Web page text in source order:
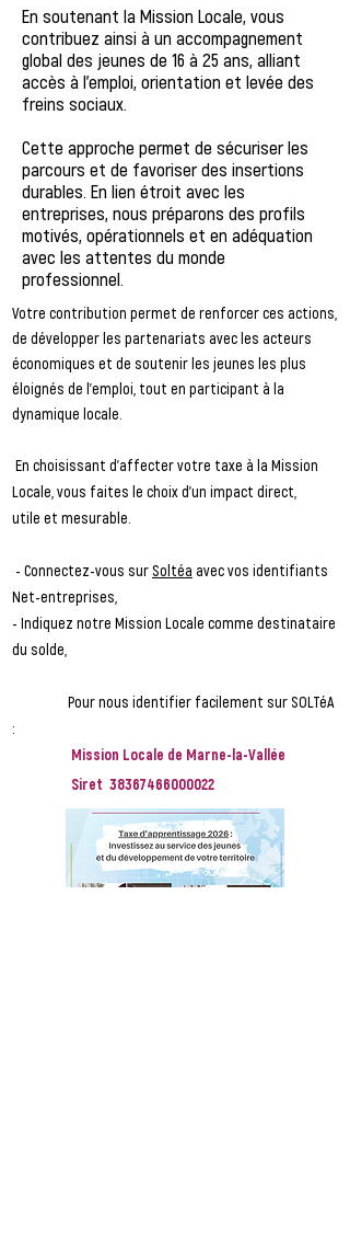
En soutenant la Mission Locale, vous
contribuez ainsi à un accompagnement
global des jeunes de 16 à 25 ans, alliant
accès à l’emploi, orientation et levée des
freins sociaux.​
Cette approche permet de sécuriser les
parcours et de favoriser des insertions
durables. En lien étroit avec les
entreprises, nous préparons des profils
motivés, opérationnels et en adéquation
avec les attentes du monde
professionnel.
​​​Votre contribution permet de renforcer ces actions,
de développer les partenariats avec les acteurs
économiques et de soutenir les jeunes les plus
éloignés de l’emploi, tout en participant à la
dynamique locale.
En choisissant d'affecter votre taxe à la Mission
Locale, vous faites le choix d’un impact direct,
utile et mesurable.
- Connectez-vous surSoltéa avec vos identifiants
Net-entreprises,
- Indiquez notre Mission Locale comme destinataire
du solde,
Pour nous identifier facilement sur SOLTéA
:
Mission Locale de Marne-la-Vallée
Siret 38367466000022